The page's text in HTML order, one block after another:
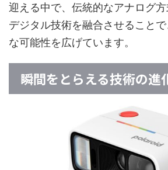
迎える中で、伝統的なアナログ方
デジタル技術を融合させること
な可能性を広げています。
瞬間をとらえる技術の進